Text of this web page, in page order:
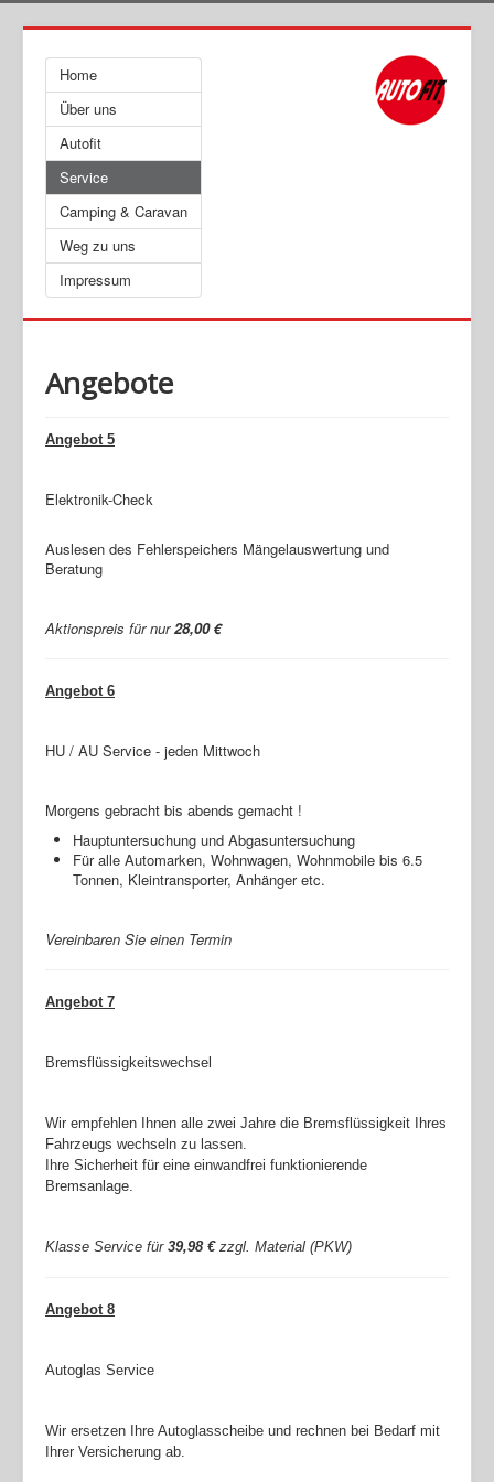
Home
Über uns
Autofit
Service
Camping & Caravan
Weg zu uns
Impressum
Angebote
Angebot 5
Elektronik-Check
Auslesen des Fehlerspeichers Mängelauswertung und
Beratung
Aktionspreis für nur28,00 €
Angebot 6
HU / AU Service - jeden Mittwoch
Morgens gebracht bis abends gemacht !
Hauptuntersuchung und Abgasuntersuchung
Für alle Automarken, Wohnwagen, Wohnmobile bis 6.5
Tonnen, Kleintransporter, Anhänger etc.
Vereinbaren Sie einen Termin
Angebot 7
Bremsflüssigkeitswechsel
Wir empfehlen Ihnen alle zwei Jahre die Bremsflüssigkeit Ihres
Fahrzeugs wechseln zu lassen.
Ihre Sicherheit für eine einwandfrei funktionierende
Bremsanlage.
Klasse Service für 39,98 €zzgl. Material (PKW)
Angebot 8
Autoglas Service
Wir ersetzen Ihre Autoglasscheibe und rechnen bei Bedarf mit
Ihrer Versicherung ab.